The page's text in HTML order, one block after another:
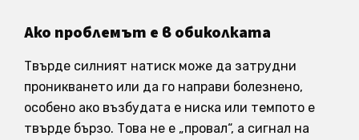
Ако проблемът е в обиколката
Твърде силният натиск може да затрудни
проникването или да го направи болезнено,
особено ако възбудата е ниска или темпото е
твърде бързо. Това не е „провал“, а сигнал на